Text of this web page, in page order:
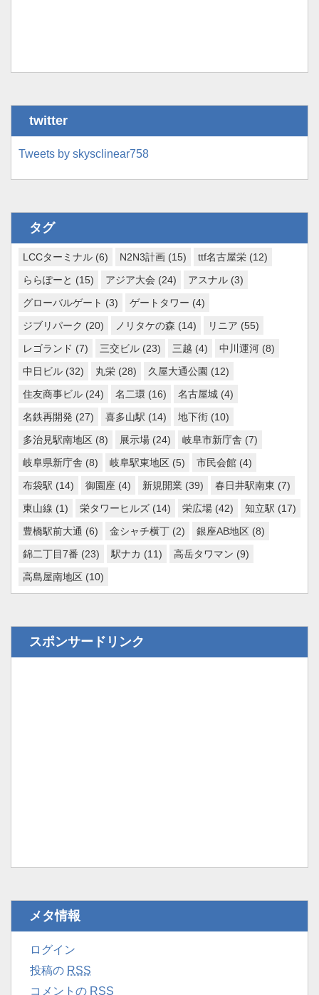
twitter
Tweets by skysclinear758
タグ
LCCターミナル (6) N2N3計画 (15) ttf名古屋栄 (12)
ららぽーと (15) アジア大会 (24) アスナル (3)
グローバルゲート (3) ゲートタワー (4)
ジブリパーク (20) ノリタケの森 (14) リニア (55)
レゴランド (7) 三交ビル (23) 三越 (4) 中川運河 (8)
中日ビル (32) 丸栄 (28) 久屋大通公園 (12)
住友商事ビル (24) 名二環 (16) 名古屋城 (4)
名鉄再開発 (27) 喜多山駅 (14) 地下街 (10)
多治見駅南地区 (8) 展示場 (24) 岐阜市新庁舎 (7)
岐阜県新庁舎 (8) 岐阜駅東地区 (5) 市民会館 (4)
布袋駅 (14) 御園座 (4) 新規開業 (39) 春日井駅南東 (7)
東山線 (1) 栄タワーヒルズ (14) 栄広場 (42) 知立駅 (17)
豊橋駅前大通 (6) 金シャチ横丁 (2) 銀座AB地区 (8)
錦二丁目7番 (23) 駅ナカ (11) 高岳タワマン (9)
高島屋南地区 (10)
スポンサードリンク
メタ情報
ログイン
投稿の RSS
コメントの RSS